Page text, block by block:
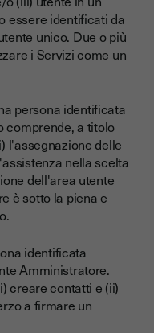
essere identificati da
unico. Due o più
i Servizi come un
persona identificata
comprende, a titolo
l'assegnazione delle
nella scelta
dell'area utente
è sotto la piena e
identificata
Amministratore.
creare contatti e (ii)
a firmare un